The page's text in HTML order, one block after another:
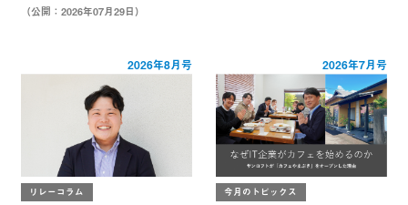
（公開：2026年07月29日）
2026年8月号
リレーコラム
2026年7月号
今月のトピックス